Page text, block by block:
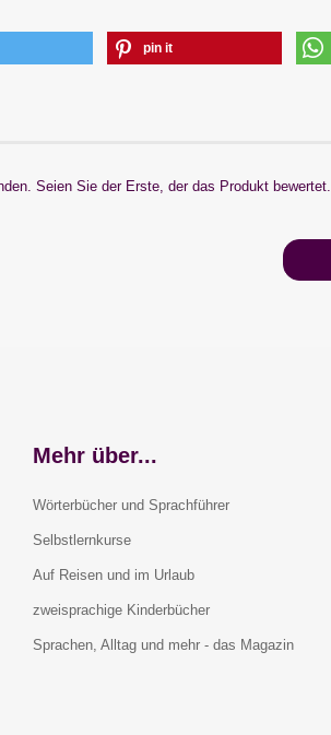
pin it
Seien Sie der Erste, der das Produkt bewertet.
Mehr über...
Wörterbücher und Sprachführer
Selbstlernkurse
Auf Reisen und im Urlaub
zweisprachige Kinderbücher
Sprachen, Alltag und mehr - das Magazin